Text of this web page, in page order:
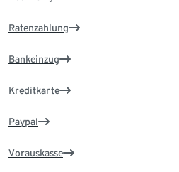
Ratenzahlung
Bankeinzug
Kreditkarte
Paypal
Vorauskasse